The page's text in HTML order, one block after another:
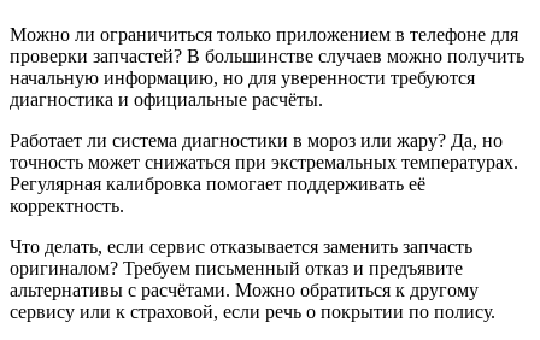
Можно ли ограничиться только приложением в телефоне для
проверки запчастей? В большинстве случаев можно получить
начальную информацию, но для уверенности требуются
диагностика и официальные расчёты.
Работает ли система диагностики в мороз или жару? Да, но
точность может снижаться при экстремальных температурах.
Регулярная калибровка помогает поддерживать её
корректность.
Что делать, если сервис отказывается заменить запчасть
оригиналом? Требуем письменный отказ и предъявите
альтернативы с расчётами. Можно обратиться к другому
сервису или к страховой, если речь о покрытии по полису.